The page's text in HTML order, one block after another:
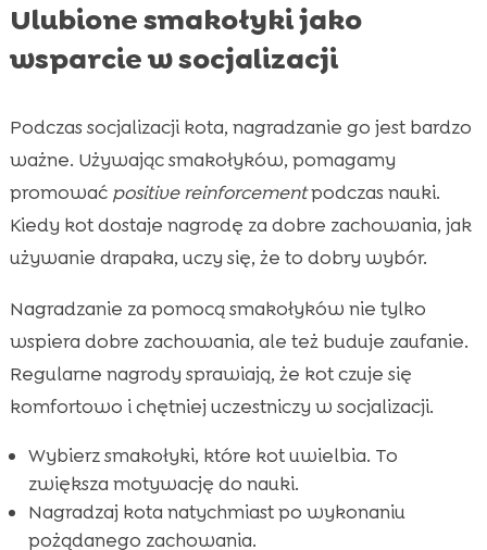
Ulubione smakołyki jako
wsparcie w socjalizacji
Podczas socjalizacji kota, nagradzanie go jest bardzo
ważne. Używając smakołyków, pomagamy
promować positive reinforcementpodczas nauki.
Kiedy kot dostaje nagrodę za dobre zachowania, jak
używanie drapaka, uczy się, że to dobry wybór.
Nagradzanie za pomocą smakołyków nie tylko
wspiera dobre zachowania, ale też buduje zaufanie.
Regularne nagrody sprawiają, że kot czuje się
komfortowo i chętniej uczestniczy w socjalizacji.
Wybierz smakołyki, które kot uwielbia. To
zwiększa motywację do nauki.
Nagradzaj kota natychmiast po wykonaniu
pożądanego zachowania.